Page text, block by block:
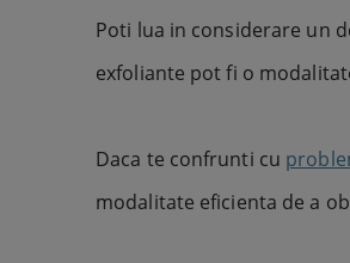
Poti lua in considerare un
exfoliante pot fi o
Daca te confrunti cu
modalitate eficienta de a